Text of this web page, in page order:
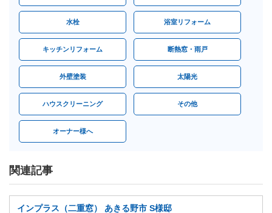
水栓 浴室リフォーム
キッチンリフォーム 断熱窓・雨戸
外壁塗装 太陽光
ハウスクリーニング その他
オーナー様へ
関連記事
インプラス（二重窓） あきる野市 S様邸